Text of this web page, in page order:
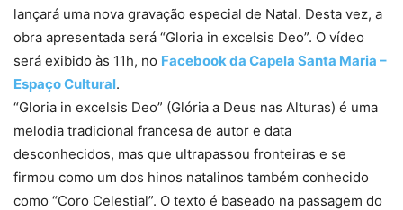
lançará uma nova gravação especial de Natal. Desta vez, a
obra apresentada será “Gloria in excelsis Deo”. O vídeo
será exibido às 11h, no Facebook da Capela Santa Maria –
Espaço Cultural.
“Gloria in excelsis Deo” (Glória a Deus nas Alturas) é uma
melodia tradicional francesa de autor e data
desconhecidos, mas que ultrapassou fronteiras e se
firmou como um dos hinos natalinos também conhecido
como “Coro Celestial”. O texto é baseado na passagem do